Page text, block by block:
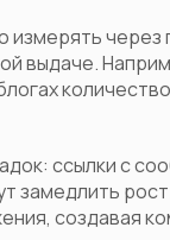
через
выдаче.
ссылки с
замедлить
создавая